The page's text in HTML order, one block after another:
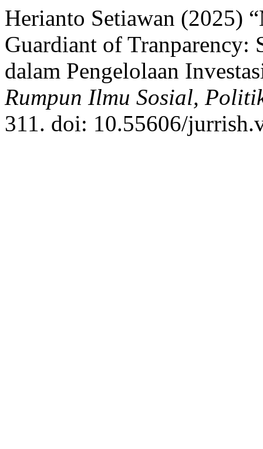
Herianto Setiawan (2025)
Guardiant of Tranparency:
dalam Pengelolaan
Rumpun Ilmu Sosial,
311. doi: 10.55606/